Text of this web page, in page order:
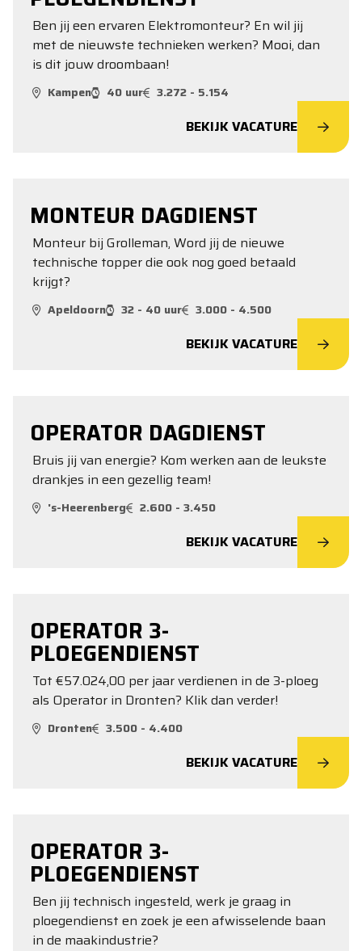
Ben jij een ervaren Elektromonteur? En wil jij
met de nieuwste technieken werken? Mooi, dan
is dit jouw droombaan!
Kampen 40 uur 3.272 - 5.154
BEKIJK VACATURE
MONTEUR DAGDIENST
Monteur bij Grolleman, Word jij de nieuwe
technische topper die ook nog goed betaald
krijgt?
Apeldoorn 32 - 40 uur 3.000 - 4.500
BEKIJK VACATURE
OPERATOR DAGDIENST
Bruis jij van energie? Kom werken aan de leukste
drankjes in een gezellig team!
's-Heerenberg 2.600 - 3.450
BEKIJK VACATURE
OPERATOR 3-
PLOEGENDIENST
Tot €57.024,00 per jaar verdienen in de 3-ploeg
als Operator in Dronten? Klik dan verder!
Dronten 3.500 - 4.400
BEKIJK VACATURE
OPERATOR 3-
PLOEGENDIENST
Ben jij technisch ingesteld, werk je graag in
ploegendienst en zoek je een afwisselende baan
in de maakindustrie?